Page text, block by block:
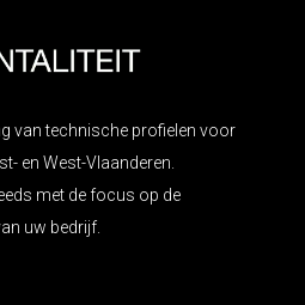
van technische profielen voor
en West-Vlaanderen.
met de focus op de
uw bedrijf.